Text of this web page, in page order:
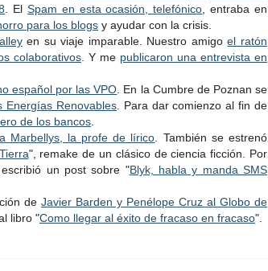
. El Spam en esta ocasión, telefónico , entraba en
para los blogs y ayudar con la crisis.
en su viaje imparable. Nuestro amigoel ratón
colaborativos . Y me publicaron una entrevista en
español por las VPO . En la Cumbre de Poznan se
Energías Renovables. Para dar comienzo al fin de
de los bancos
Marbellys, la profe de lírico . También se estrenó
", remake de un clásico de ciencia ficción. Por
un post sobre "Blyk, habla y manda SMS
de Javier Barden y Penélope Cruz al Globo de
libro "Como llegar al éxito de fracaso en fracaso".